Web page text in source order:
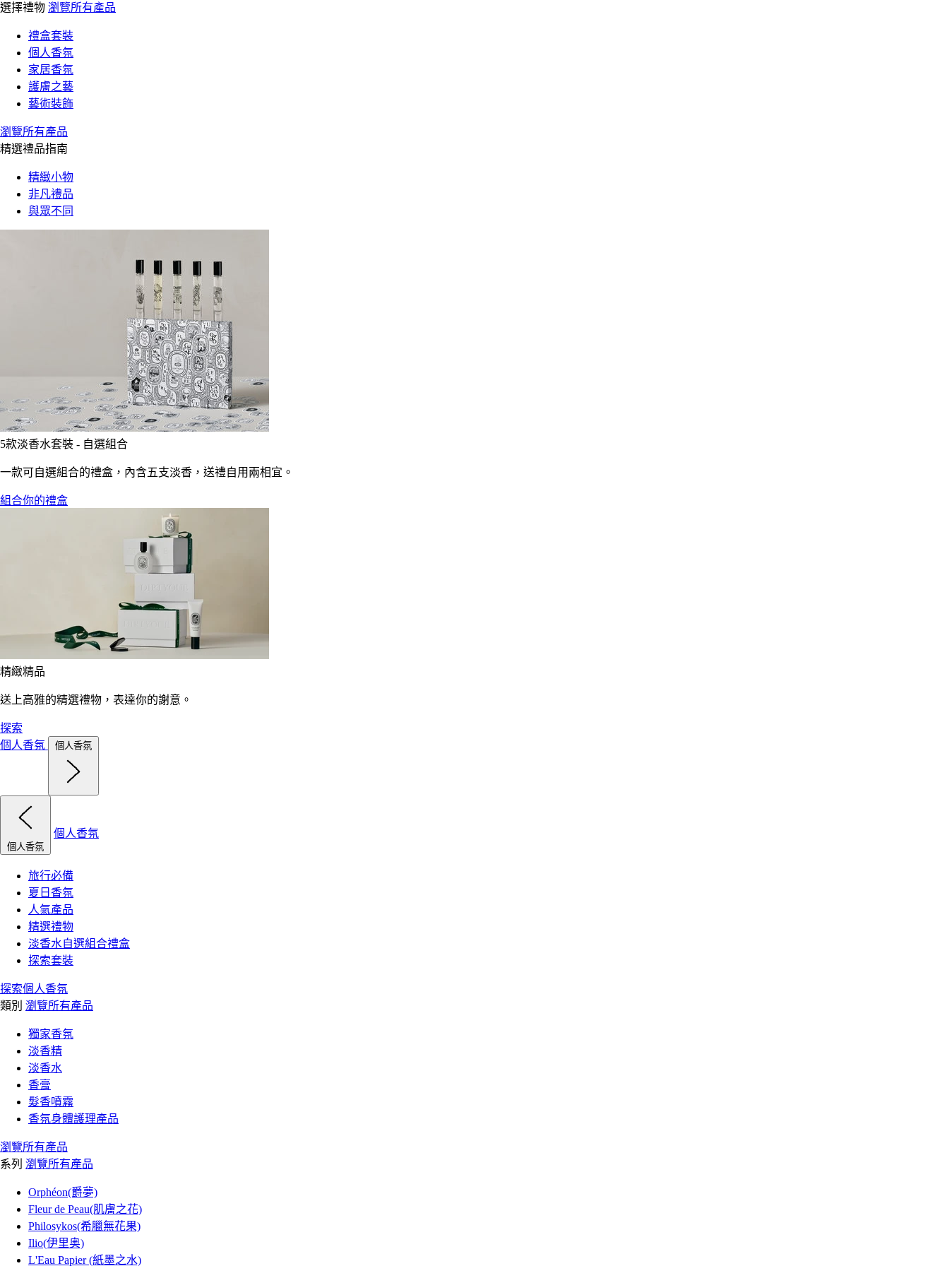
選擇禮物 瀏覽所有產品
禮盒套裝
個人香氛
家居香氛
護膚之藝
藝術裝飾
瀏覽所有產品
精選禮品指南
精緻小物
非凡禮品
與眾不同
5款淡香水套裝 - 自選組合
一款可自選組合的禮盒，內含五支淡香，送禮自用兩相宜。
組合你的禮盒
精緻精品
送上高雅的精選禮物，表達你的謝意。
探索
個人香氛
個人香氛
個人香氛
個人香氛
旅行必備
夏日香氛
人氣產品
精選禮物
淡香水自選組合禮盒
探索套裝
探索個人香氛
類別 瀏覽所有產品
獨家香氛
淡香精
淡香水
香膏
髮香噴霧
香氛身體護理產品
瀏覽所有產品
系列 瀏覽所有產品
Orphéon(爵夢)
Fleur de Peau(肌膚之花)
Philosykos(希臘無花果)
Ilio(伊里奥)
L'Eau Papier (紙墨之水)